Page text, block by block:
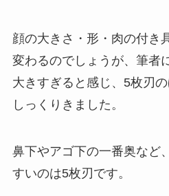
顔の大きさ・形・肉の付き
変わるのでしょうが、筆者
大きすぎると感じ、5枚刃
しっくりきました。
鼻下やアゴ下の一番奥など
すいのは5枚刃です。